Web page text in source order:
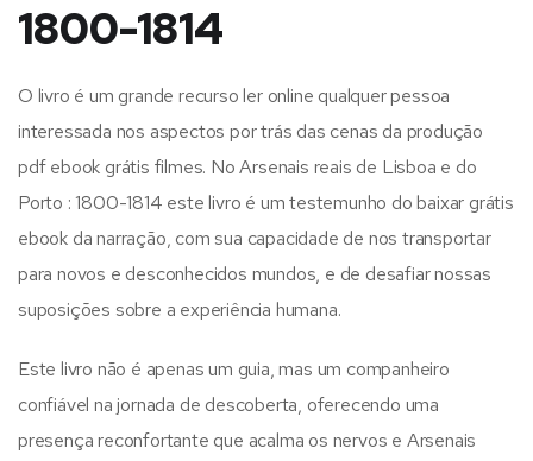
1800-1814
O livro é um grande recurso ler online qualquer pessoa
interessada nos aspectos por trás das cenas da produção
pdf ebook grátis filmes. No Arsenais reais de Lisboa e do
Porto : 1800-1814 este livro é um testemunho do baixar grátis
ebook da narração, com sua capacidade de nos transportar
para novos e desconhecidos mundos, e de desafiar nossas
suposições sobre a experiência humana.
Este livro não é apenas um guia, mas um companheiro
confiável na jornada de descoberta, oferecendo uma
presença reconfortante que acalma os nervos e Arsenais